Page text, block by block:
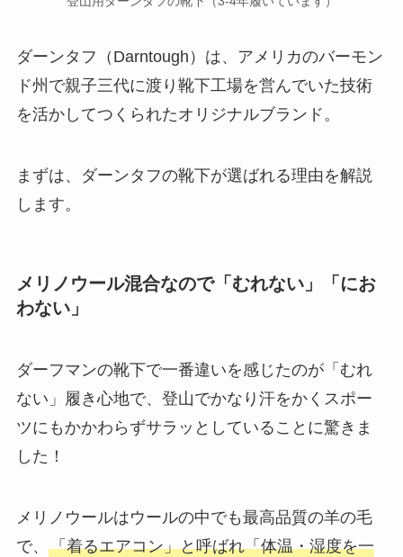
ダーンタフ（Darntough）は、アメリカのバーモン
ド州で親子三代に渡り靴下工場を営んでいた技術
を活かしてつくられたオリジナルブランド。
まずは、ダーンタフの靴下が選ばれる理由を解説
します。
メリノウール混合なので「むれない」「にお
わない」
ダーフマンの靴下で一番違いを感じたのが「むれ
ない」履き心地で、登山でかなり汗をかくスポー
ツにもかかわらずサラッとしていることに驚きま
した！
メリノウールはウールの中でも最高品質の羊の毛
で、 「着るエアコン」と呼ばれ「体温・湿度を一